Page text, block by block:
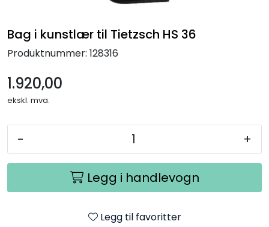
Bag i kunstlær til Tietzsch HS 36
Produktnummer: 128316
1.920,00
ekskl. mva.
- +
Legg i handlevogn
Legg til favoritter
Kampanjer
Outlet